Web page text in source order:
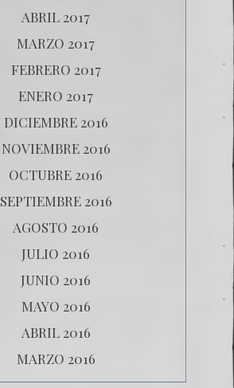
ABRIL 2017
MARZO 2017
FEBRERO 2017
ENERO 2017
DICIEMBRE 2016
NOVIEMBRE 2016
OCTUBRE 2016
SEPTIEMBRE 2016
AGOSTO 2016
JULIO 2016
JUNIO 2016
MAYO 2016
ABRIL 2016
MARZO 2016